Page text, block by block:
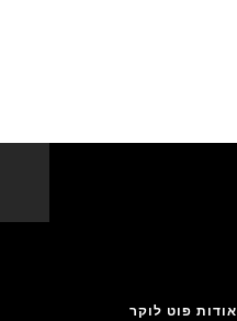
אודות פוט לוקר